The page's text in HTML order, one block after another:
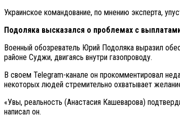
Украинское командование, по мнению эксперта,
Подоляка высказался о проблемах с
Военный обозреватель Юрий Подоляка выразил
районе Суджи, двигаясь внутри газопроводу.
В своем Telegram-канале он прокомментировал
некоторых людей стремительно охватывает
«Увы, реальность (Анастасия Кашеварова)
написал он.